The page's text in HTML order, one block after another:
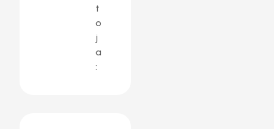
t
o
j
a
: